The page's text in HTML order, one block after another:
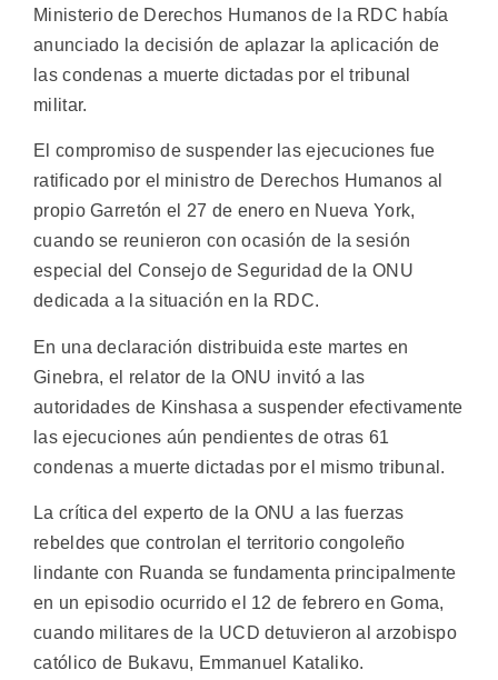
Ministerio de Derechos Humanos de la RDC había
anunciado la decisión de aplazar la aplicación de
las condenas a muerte dictadas por el tribunal
militar.
El compromiso de suspender las ejecuciones fue
ratificado por el ministro de Derechos Humanos al
propio Garretón el 27 de enero en Nueva York,
cuando se reunieron con ocasión de la sesión
especial del Consejo de Seguridad de la ONU
dedicada a la situación en la RDC.
En una declaración distribuida este martes en
Ginebra, el relator de la ONU invitó a las
autoridades de Kinshasa a suspender efectivamente
las ejecuciones aún pendientes de otras 61
condenas a muerte dictadas por el mismo tribunal.
La crítica del experto de la ONU a las fuerzas
rebeldes que controlan el territorio congoleño
lindante con Ruanda se fundamenta principalmente
en un episodio ocurrido el 12 de febrero en Goma,
cuando militares de la UCD detuvieron al arzobispo
católico de Bukavu, Emmanuel Kataliko.